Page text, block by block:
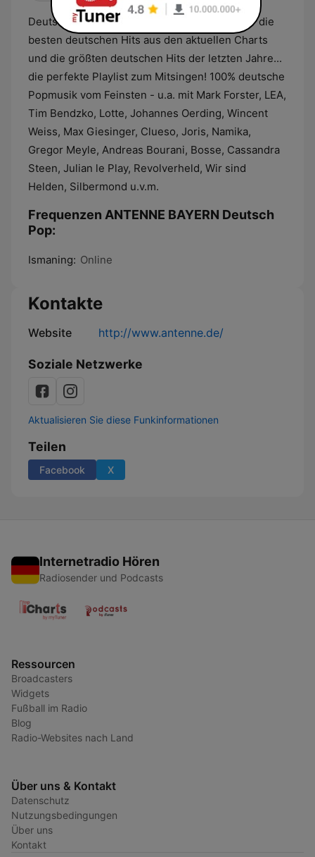
Deutsche Musik und Musik aus Deutschland - die
besten deutschen Hits aus den aktuellen Charts
und die größten deutschen Hits der letzten Jahre...
die perfekte Playlist zum Mitsingen! 100% deutsche
Popmusik vom Feinsten - u.a. mit Mark Forster, LEA,
Tim Bendzko, Lotte, Johannes Oerding, Wincent
Weiss, Max Giesinger, Clueso, Joris, Namika,
Gregor Meyle, Andreas Bourani, Bosse, Cassandra
Steen, Julian le Play, Revolverheld, Wir sind
Helden, Silbermond u.v.m.
Frequenzen ANTENNE BAYERN Deutsch
Pop:
Ismaning: Online
Kontakte
Website http://www.antenne.de/
Soziale Netzwerke
Aktualisieren Sie diese Funkinformationen
Teilen
Facebook X
Internetradio Hören
Radiosender und Podcasts
Ressourcen
Broadcasters
Widgets
Fußball im Radio
Blog
Radio-Websites nach Land
Über uns & Kontakt
Datenschutz
Nutzungsbedingungen
Über uns
Kontakt